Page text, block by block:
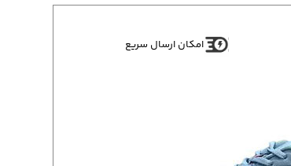
امکان ارسال سریع